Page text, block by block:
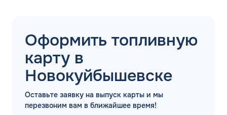
Оформить топливную
карту в
Новокуйбышевске
Оставьте заявку на выпуск карты и мы
перезвоним вам в ближайшее время!
ЗАКАЗАТЬ
ОБРАТНЫЙ ЗВОНОК
Имя*
Спасибо! Ваша заявка принята.
Мы свяжемся с Вами в ближайшее
рабочее время: пн-пт с 9:00 до 18:00